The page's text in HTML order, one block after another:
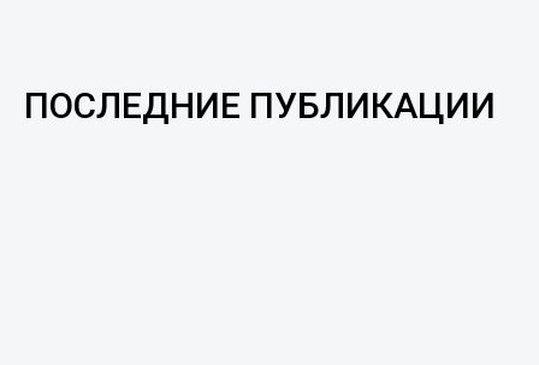
ПОСЛЕДНИЕ ПУБЛИКАЦИИ